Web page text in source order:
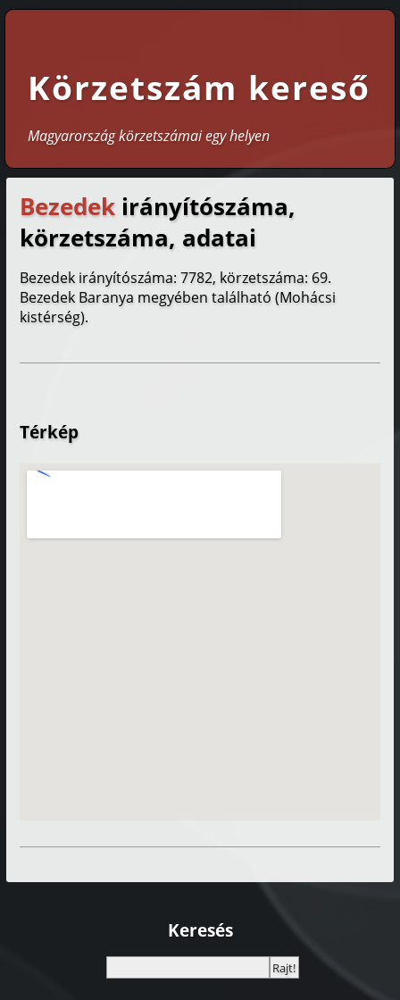
Körzetszám kereső
Magyarország körzetszámai egy helyen
Bezedek irányítószáma,
körzetszáma, adatai
Bezedek irányítószáma: 7782, körzetszáma: 69.
Bezedek Baranya megyében található (Mohácsi
kistérség).
Térkép
Keresés